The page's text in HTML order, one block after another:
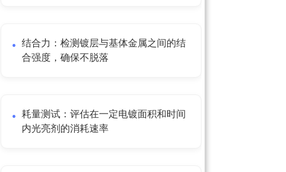
结合力：检测镀层与基体金属之间的结
合强度，确保不脱落
耗量测试：评估在一定电镀面积和时间
内光亮剂的消耗速率